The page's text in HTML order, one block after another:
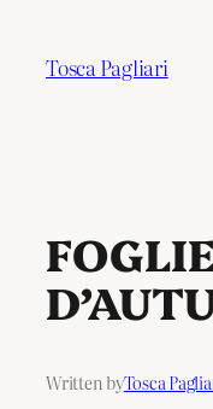
Tosca Pagliari
FOGLIE
Written byTosca